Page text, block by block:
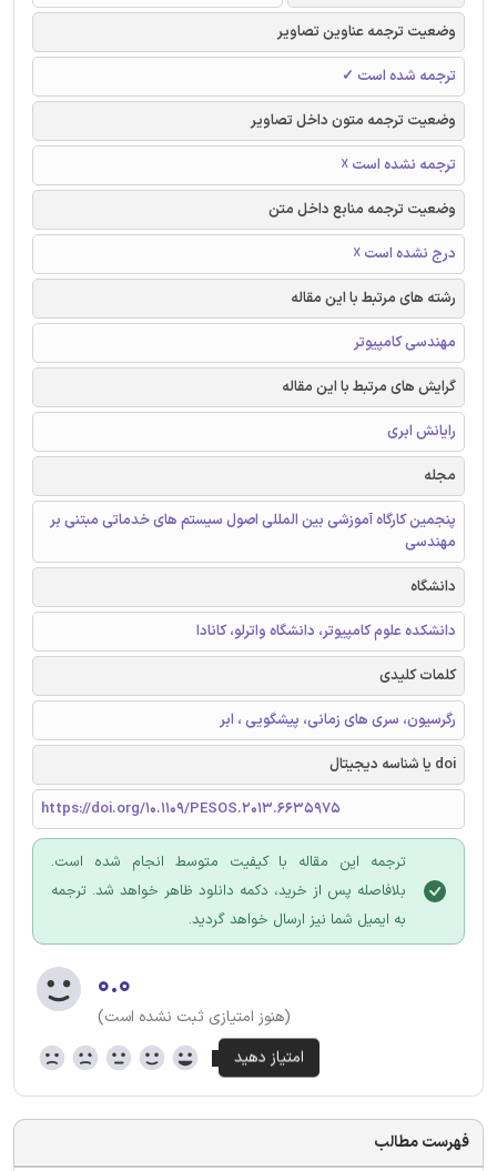
وضعیت ترجمه عناوین تصاویر
ترجمه شده است ✓
وضعیت ترجمه متون داخل تصاویر
ترجمه نشده است ☓
وضعیت ترجمه منابع داخل متن
درج نشده است ☓
رشته های مرتبط با این مقاله
مهندسی کامپیوتر
گرایش های مرتبط با این مقاله
رایانش ابری
مجله
پنجمین کارگاه آموزشی بین المللی اصول سیستم های خدماتی مبتنی بر
مهندسی
دانشگاه
دانشکده علوم کامپیوتر، دانشگاه واترلو، کانادا
کلمات کلیدی
رگرسیون، سری های زمانی، پیشگویی ، ابر
doi یا شناسه دیجیتال
https://doi.org/10.1109/PESOS.2013.6635975
ترجمه این مقاله با کیفیت متوسط انجام شده است.
بلافاصله پس از خرید، دکمه دانلود ظاهر خواهد شد. ترجمه
به ایمیل شما نیز ارسال خواهد گردید.
۰.۰
(هنوز امتیازی ثبت نشده است)
فهرست مطالب